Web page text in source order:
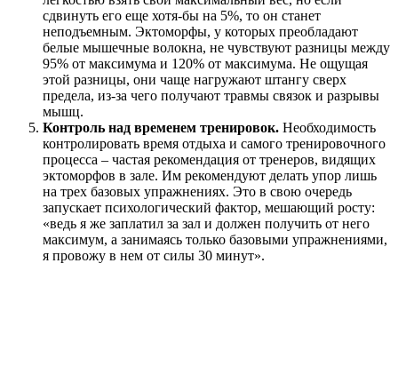
сдвинуть его еще хотя-бы на 5%, то он станет
неподъемным. Эктоморфы, у которых преобладают
белые мышечные волокна, не чувствуют разницы между
95% от максимума и 120% от максимума. Не ощущая
этой разницы, они чаще нагружают штангу сверх
предела, из-за чего получают травмы связок и разрывы
мышц.
Контроль над временем тренировок. Необходимость
контролировать время отдыха и самого тренировочного
процесса – частая рекомендация от тренеров, видящих
эктоморфов в зале. Им рекомендуют делать упор лишь
на трех базовых упражнениях. Это в свою очередь
запускает психологический фактор, мешающий росту:
«ведь я же заплатил за зал и должен получить от него
максимум, а занимаясь только базовыми упражнениями,
я провожу в нем от силы 30 минут».